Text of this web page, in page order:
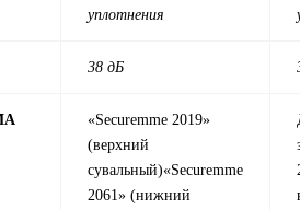
уплотнения
38 дБ
«Securemme 2019»
(верхний
сувальный)«Securemme
2061» (нижний